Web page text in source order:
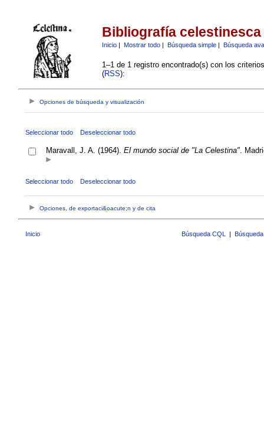
Bibliografía celestinesca
Inicio| Mostrar todo| Búsqueda simple| Búsqueda
1–1 de 1 registro encontrado(s) con los
(RSS):
Opciones de búsqueda y visualización
Seleccionar todo Deseleccionar todo
Maravall, J. A. (1964). El mundo social de "La Celestina".
Seleccionar todo Deseleccionar todo
Opciones, de exportaci&oacute;n y de cita
Inicio Búsqueda CQL |